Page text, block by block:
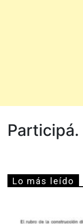
Participá.
Lo más leído